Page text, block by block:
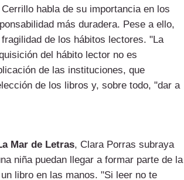
habla de su importancia en los
más duradera. Pese a ello,
de los hábitos lectores. "La
del hábito lector no es
de las instituciones, que
de los libros y, sobre todo, "dar a
Mar de Letras, Clara Porras subraya
niña puedan llegar a formar parte de la
libro en las manos. "Si leer no te